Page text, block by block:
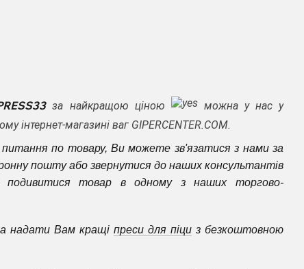
за найкращою ціною
можна у нас у
інтернет-магазині ваг GIPERCENTER.COM.
по товару, Ви можете зв'язатися з нами за
пошту або звернутися до наших консультантів
товар в одному з наших торгово-
надати Вам кращі преси для піци з безкоштовною